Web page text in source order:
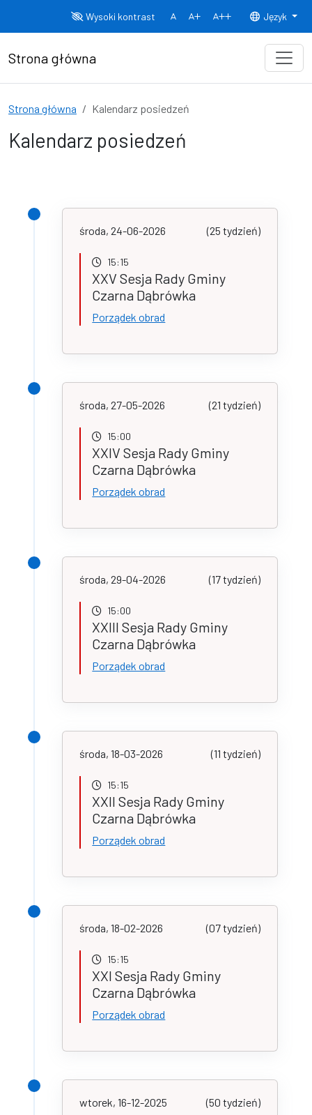
Wysoki kontrast
Normalny rozmiar czcionki
Rozmiar czcionki 150% Rozmiar
Język
Strona główna
Strona główna Kalendarz posiedzeń
Kalendarz posiedzeń
środa, 24-06-2026 (25 tydzień)
15:15
XXV Sesja Rady Gminy
Czarna Dąbrówka
Porządek obrad
środa, 27-05-2026 (21 tydzień)
15:00
XXIV Sesja Rady Gminy
Czarna Dąbrówka
Porządek obrad
środa, 29-04-2026 (17 tydzień)
15:00
XXIII Sesja Rady Gminy
Czarna Dąbrówka
Porządek obrad
środa, 18-03-2026 (11 tydzień)
15:15
XXII Sesja Rady Gminy
Czarna Dąbrówka
Porządek obrad
środa, 18-02-2026 (07 tydzień)
15:15
XXI Sesja Rady Gminy
Czarna Dąbrówka
Porządek obrad
wtorek, 16-12-2025 (50 tydzień)